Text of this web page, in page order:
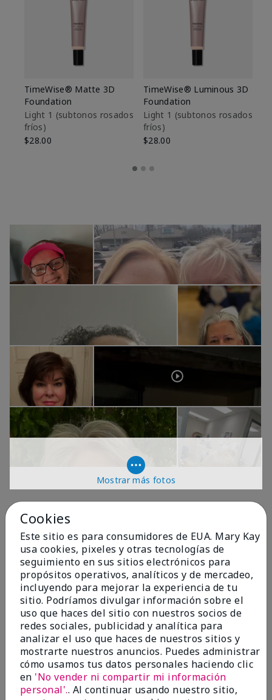
TimeWise® Matte 3D
Foundation
Light 1​ (subtonos rosados
fríos)
$28.00
TimeWise® Luminous 3D
Foundation
Light 1​ (subtonos rosados
fríos)
$28.00
Mostrar más fotos
OPINIONES
4.9
299 Reseñas
Escribir Una Opinión
99%
de los encuestados recomendaría a un amigo.
5 estrellas 287
Cookies
Este sitio es para consumidores de EUA. Mary Kay
usa cookies, pixeles y otras tecnologías de
seguimiento en sus sitios electrónicos para
propósitos operativos, analíticos y de mercadeo,
incluyendo para mejorar la experiencia de tu
sitio. Podríamos divulgar información sobre el
uso que haces del sitio con nuestros socios de
redes sociales, publicidad y analítica para
analizar el uso que haces de nuestros sitios y
mostrarte nuestros anuncios. Puedes administrar
cómo usamos tus datos personales haciendo clic
en 'No vender ni compartir mi información
personal'.. Al continuar usando nuestro sitio,